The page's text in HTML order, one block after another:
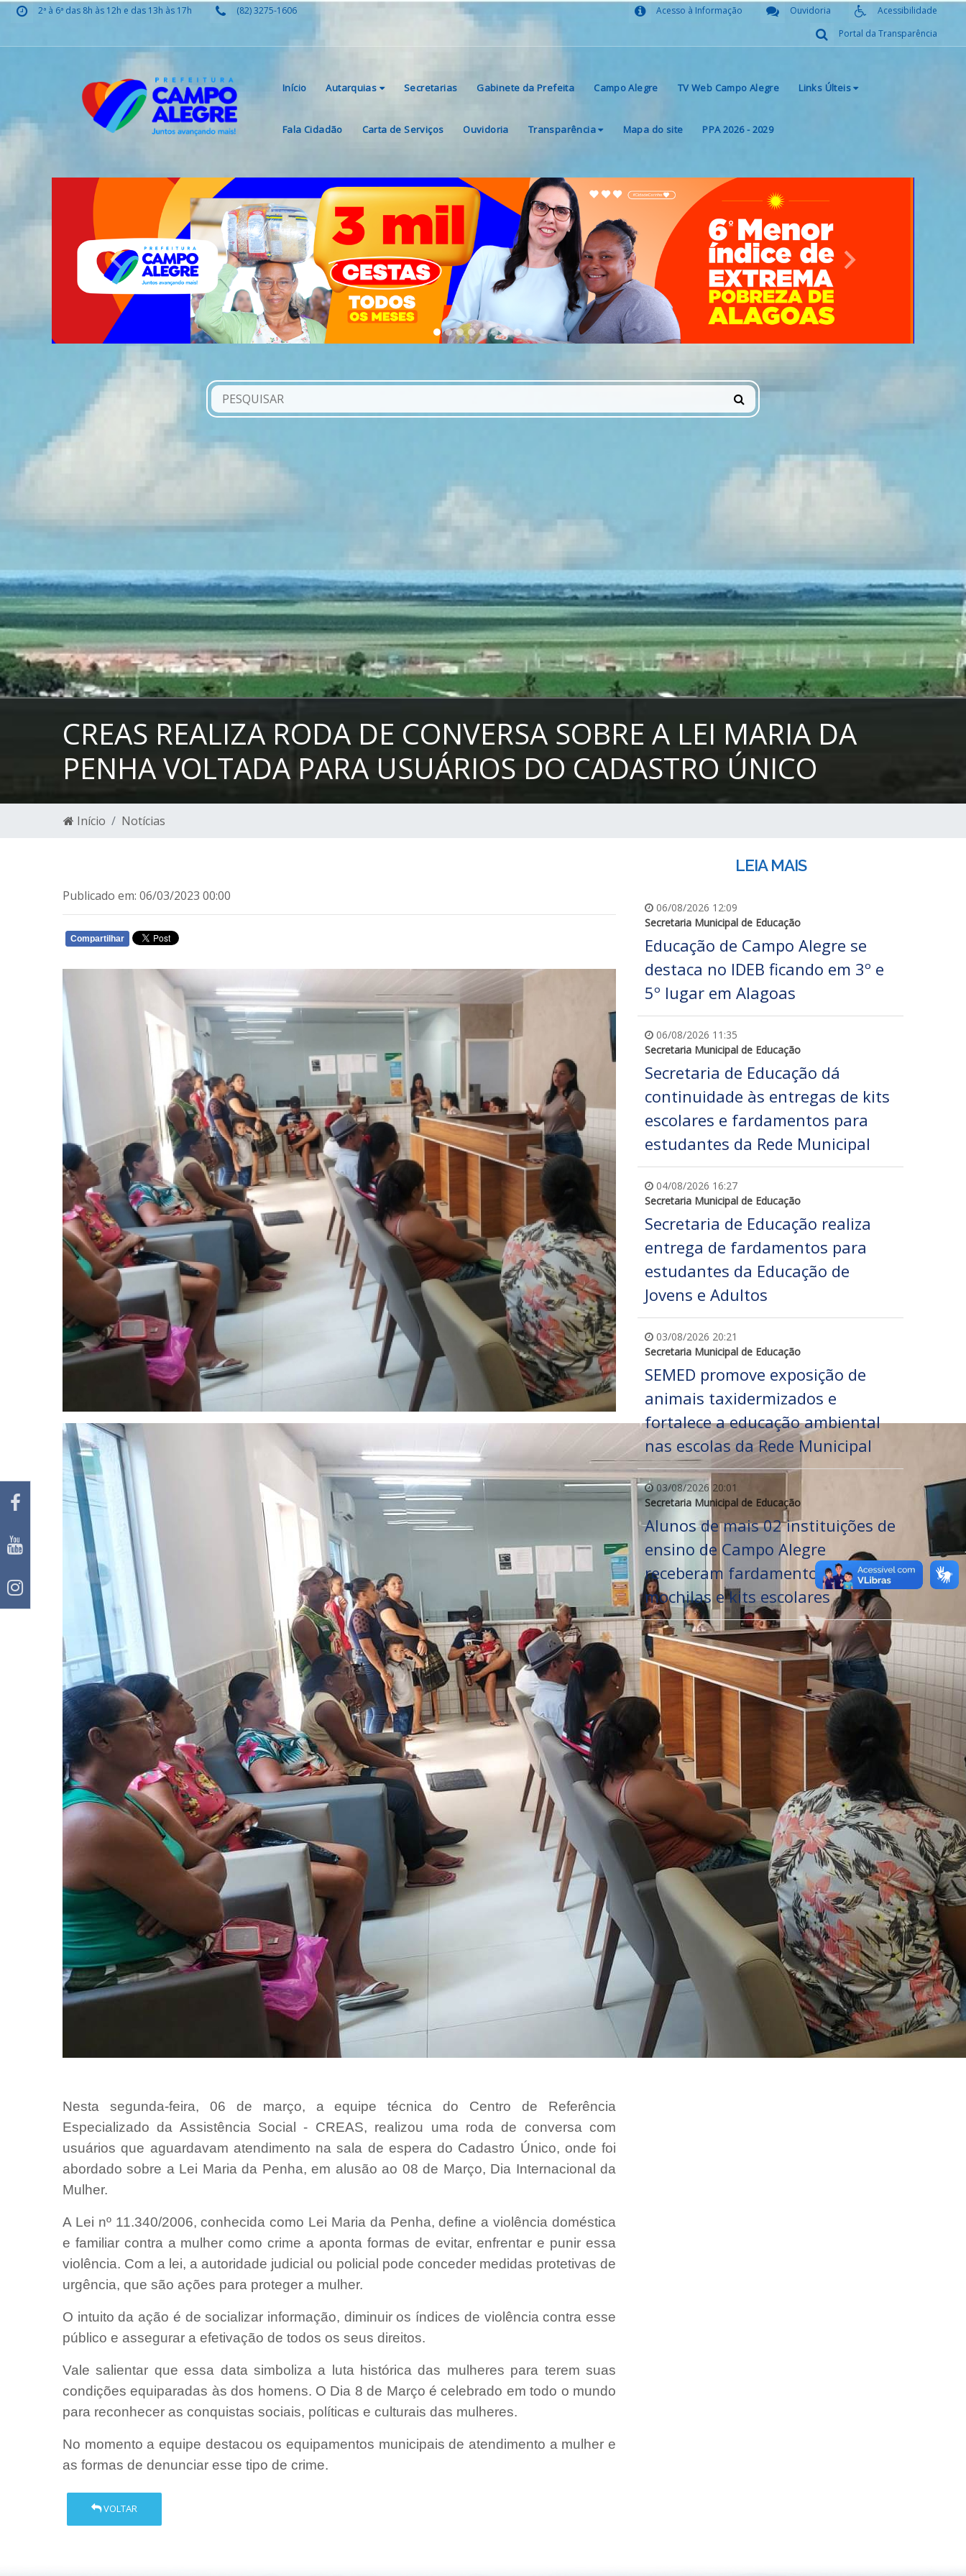
2ª à 6ª das 8h às 12h e das 13h às 17h (82) 3275-1606 Acessibilidade
Ouvidoria
Acesso à Informação
Portal da Transparência
Início Autarquias Secretarias Gabinete da Prefeita Campo Alegre TV Web Campo Alegre Links Últeis
Fala Cidadão Carta de Serviços Ouvidoria Transparência Mapa do site PPA 2026 - 2029
Previous Next
CREAS REALIZA RODA DE CONVERSA SOBRE A LEI MARIA DA
PENHA VOLTADA PARA USUÁRIOS DO CADASTRO ÚNICO
Início Notícias
Publicado em: 06/03/2023 00:00
Compartilhar
Nesta segunda-feira, 06 de março, a equipe técnica do Centro de Referência
Especializado da Assistência Social - CREAS, realizou uma roda de conversa com
usuários que aguardavam atendimento na sala de espera do Cadastro Único, onde foi
abordado sobre a Lei Maria da Penha, em alusão ao 08 de Março, Dia Internacional da
Mulher.
A Lei nº 11.340/2006, conhecida como Lei Maria da Penha, define a violência doméstica
e familiar contra a mulher como crime a aponta formas de evitar, enfrentar e punir essa
violência. Com a lei, a autoridade judicial ou policial pode conceder medidas protetivas de
urgência, que são ações para proteger a mulher.
O intuito da ação é de socializar informação, diminuir os índices de violência contra esse
público e assegurar a efetivação de todos os seus direitos.
Vale salientar que essa data simboliza a luta histórica das mulheres para terem suas
condições equiparadas às dos homens. O Dia 8 de Março é celebrado em todo o mundo
para reconhecer as conquistas sociais, políticas e culturais das mulheres.
No momento a equipe destacou os equipamentos municipais de atendimento a mulher e
as formas de denunciar esse tipo de crime.
VOLTAR
LEIA MAIS
06/08/2026 12:09
Secretaria Municipal de Educação
Educação de Campo Alegre se
destaca no IDEB ficando em 3º e
5º lugar em Alagoas
06/08/2026 11:35
Secretaria Municipal de Educação
Secretaria de Educação dá
continuidade às entregas de kits
escolares e fardamentos para
estudantes da Rede Municipal
04/08/2026 16:27
Secretaria Municipal de Educação
Secretaria de Educação realiza
entrega de fardamentos para
estudantes da Educação de
Jovens e Adultos
03/08/2026 20:21
Secretaria Municipal de Educação
SEMED promove exposição de
animais taxidermizados e
fortalece a educação ambiental
nas escolas da Rede Municipal
03/08/2026 20:01
Secretaria Municipal de Educação
Alunos de mais 02 instituições de
ensino de Campo Alegre
receberam fardamentos,
mochilas e kits escolares